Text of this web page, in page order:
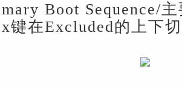
Boot Sequence/
键在Excluded的上下